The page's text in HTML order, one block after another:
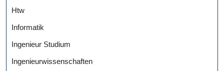
Htw
Informatik
Ingenieur Studium
Ingenieurwissenschaften